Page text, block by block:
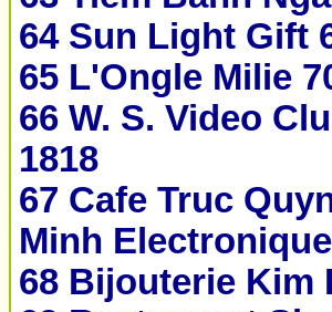
64 Sun Light Gift
65 L'Ongle Milie
66 W. S. Video
1818
67 Cafe Truc
Minh
68 Bijouterie Kim